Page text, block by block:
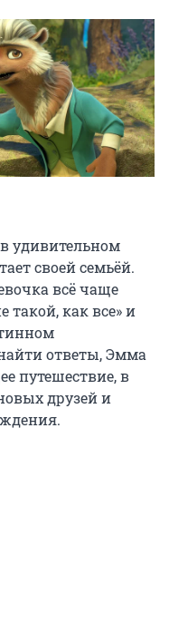
удивительном
своей семьёй.
всё чаще
такой, как все» и
ответы, Эмма
путешествие, в
друзей и